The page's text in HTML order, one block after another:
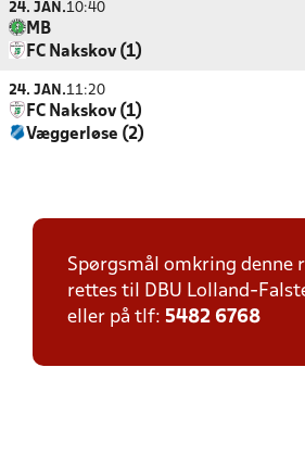
24. JAN.10:40
MB
FC Nakskov (1)
24. JAN.11:20
FC Nakskov (1)
Væggerløse (2)
Spørgsmål omkring denne
rettes til DBU Lolland-
eller på tlf: 5482 6768